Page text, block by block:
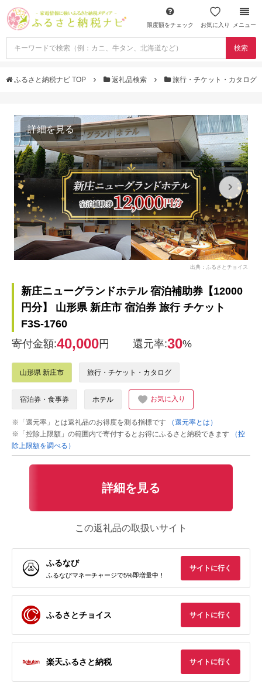
限度額をチェック お気に入り メニュー
検索
ふるさと納税ナビ TOP 返礼品検索 旅行・チケット・カタログ
詳細を見る
出典：ふるさとチョイス
新庄ニューグランドホテル 宿泊補助券【12000
円分】 山形県 新庄市 宿泊券 旅行 チケット
F3S-1760
寄付金額:40,000円 還元率:30%
山形県 新庄市 旅行・チケット・カタログ
宿泊券・食事券 ホテル お気に入り
※「還元率」とは返礼品のお得度を測る指標です
（還元率とは）
※「控除上限額」の範囲内で寄付するとお得にふるさと納税できます
（控
除上限額を調べる）
詳細を見る
この返礼品の取扱いサイト
ふるなび
ふるなびマネーチャージで5%即増量中！
サイトに行く
ふるさとチョイス サイトに行く
楽天ふるさと納税 サイトに行く